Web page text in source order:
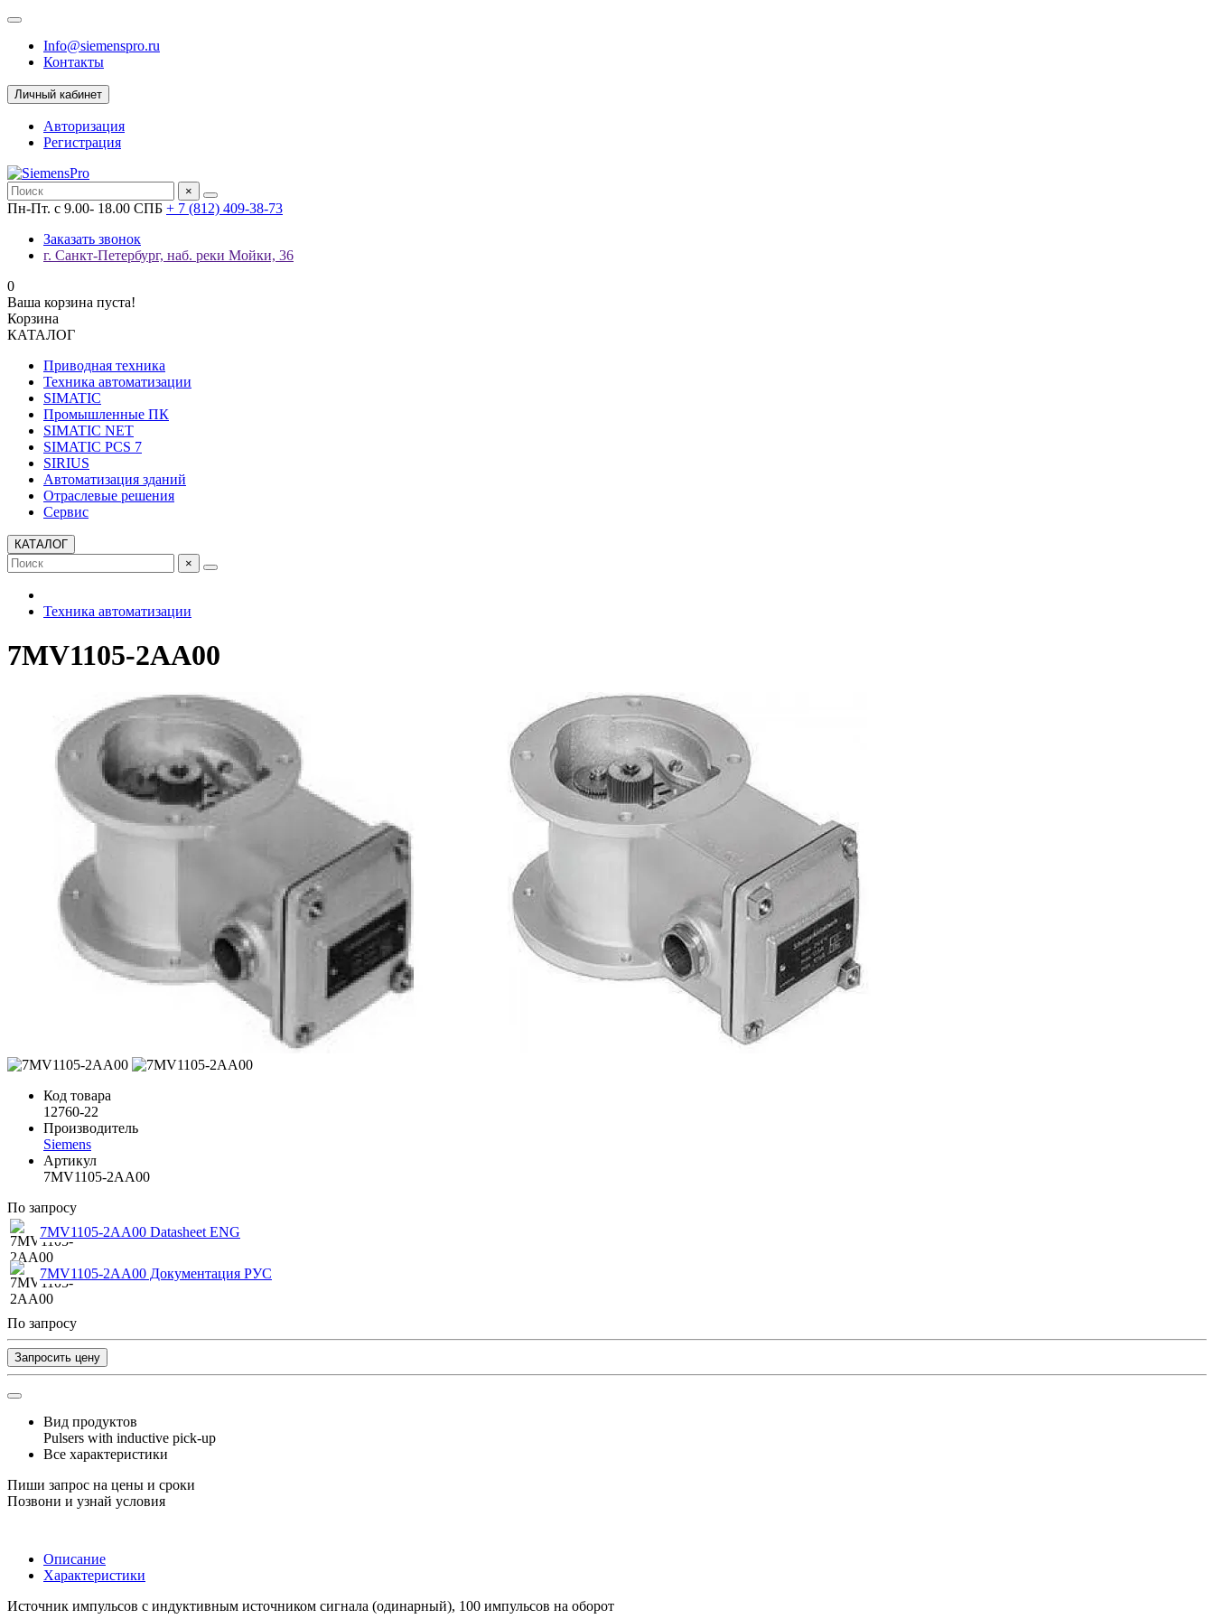
Info@siemenspro.ru
Контакты
Личный кабинет
Авторизация
Регистрация
×
Пн-Пт. с 9.00- 18.00 СПБ + 7 (812) 409-38-73
Заказать звонок
г. Санкт-Петербург, наб. реки Мойки, 36
0
Ваша корзина пуста!
Корзина
КАТАЛОГ
Приводная техника
Техника автоматизации
SIMATIC
Промышленные ПК
SIMATIC NET
SIMATIC PCS 7
SIRIUS
Автоматизация зданий
Отраслевые решения
Сервис
КАТАЛОГ
×
Техника автоматизации
7MV1105-2AA00
Код товара
12760-22
Производитель
Siemens
Артикул
7MV1105-2AA00
По запросу
7MV1105-2AA00 Datasheet ENG
7MV1105-2AA00 Документация РУС
По запросу
Запросить цену
Вид продуктов
Pulsers with inductive pick-up
Все характеристики
Пиши запрос на цены и сроки
Позвони и узнай условия
Описание
Характеристики
Источник импульсов с индуктивным источником сигнала (одинарный), 100 импульсов на оборот